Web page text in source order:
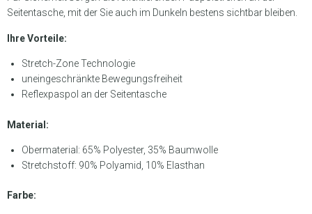
Seitentasche, mit der Sie auch im Dunkeln bestens sichtbar bleiben.
Ihre Vorteile:
Stretch-Zone Technologie
uneingeschränkte Bewegungsfreiheit
Reflexpaspol an der Seitentasche
Material:
Obermaterial: 65% Polyester, 35% Baumwolle
Stretchstoff: 90% Polyamid, 10% Elasthan
Farbe: